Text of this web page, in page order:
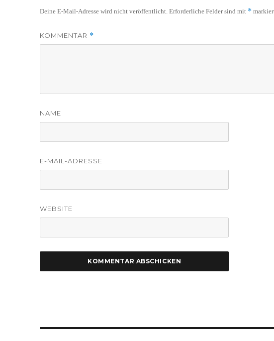
Deine E-Mail-Adresse wird nicht veröffentlicht. Erforderliche Felder sind mit *
KOMMENTAR *
NAME
E-MAIL-ADRESSE
WEBSITE